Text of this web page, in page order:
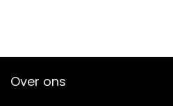
Over ons